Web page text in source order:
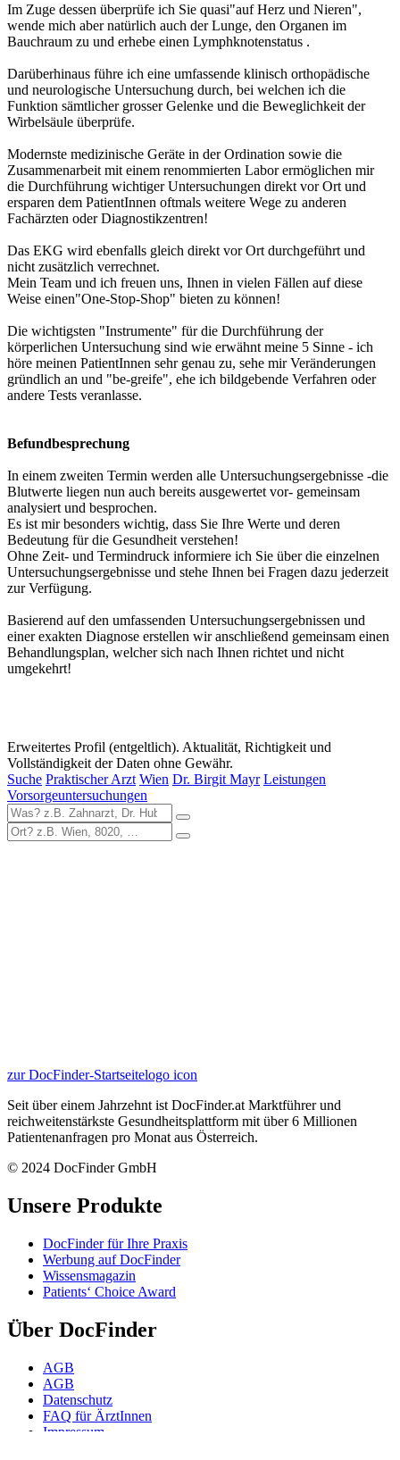
Im Zuge dessen überprüfe ich Sie quasi"auf Herz und Nieren",
wende mich aber natürlich auch der Lunge, den Organen im
Bauchraum zu und erhebe einen Lymphknotenstatus .
Darüberhinaus führe ich eine umfassende klinisch orthopädische
und neurologische Untersuchung durch, bei welchen ich die
Funktion sämtlicher grosser Gelenke und die Beweglichkeit der
Wirbelsäule überprüfe.
Modernste medizinische Geräte in der Ordination sowie die
Zusammenarbeit mit einem renommierten Labor ermöglichen mir
die Durchführung wichtiger Untersuchungen direkt vor Ort und
ersparen dem PatientInnen oftmals weitere Wege zu anderen
Fachärzten oder Diagnostikzentren!
Das EKG wird ebenfalls gleich direkt vor Ort durchgeführt und
nicht zusätzlich verrechnet.
Mein Team und ich freuen uns, Ihnen in vielen Fällen auf diese
Weise einen"One-Stop-Shop" bieten zu können!
Die wichtigsten "Instrumente" für die Durchführung der
körperlichen Untersuchung sind wie erwähnt meine 5 Sinne - ich
höre meinen PatientInnen sehr genau zu, sehe mir Veränderungen
gründlich an und "be-greife", ehe ich bildgebende Verfahren oder
andere Tests veranlasse.
Befundbesprechung
In einem zweiten Termin werden alle Untersuchungsergebnisse -die
Blutwerte liegen nun auch bereits ausgewertet vor- gemeinsam
analysiert und besprochen.
Es ist mir besonders wichtig, dass Sie Ihre Werte und deren
Bedeutung für die Gesundheit verstehen!
Ohne Zeit- und Termindruck informiere ich Sie über die einzelnen
Untersuchungsergebnisse und stehe Ihnen bei Fragen dazu jederzeit
zur Verfügung.
Basierend auf den umfassenden Untersuchungsergebnissen und
einer exakten Diagnose erstellen wir anschließend gemeinsam einen
Behandlungsplan, welcher sich nach Ihnen richtet und nicht
umgekehrt!
Erweitertes Profil (entgeltlich). Aktualität, Richtigkeit und
Vollständigkeit der Daten ohne Gewähr.
Suche Praktischer Arzt Wien Dr. Birgit Mayr Leistungen
Vorsorgeuntersuchungen
zur DocFinder-Startseitelogo icon
Seit über einem Jahrzehnt ist DocFinder.at Marktführer und
reichweitenstärkste Gesundheitsplattform mit über 6 Millionen
Patientenanfragen pro Monat aus Österreich.
© 2024 DocFinder GmbH
Unsere Produkte
DocFinder für Ihre Praxis
Werbung auf DocFinder
Wissensmagazin
Patients‘ Choice Award
Über DocFinder
AGB
AGB
Datenschutz
FAQ für ÄrztInnen
Impressum